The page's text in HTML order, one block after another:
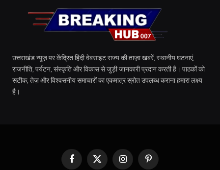
उत्तराखंड न्यूज़ पर केंद्रित हिंदी वेबसाइट राज्य की ताज़ा खबरें, स्थानीय घटनाएं,
राजनीति, पर्यटन, संस्कृति और विकास से जुड़ी जानकारी प्रदान करती है। पाठकों को
सटीक, तेज़ और विश्वसनीय समाचारों का एकमात्र स्रोत उपलब्ध कराना हमारा लक्ष्य
है।
Facebook
X
InstagramPinterest